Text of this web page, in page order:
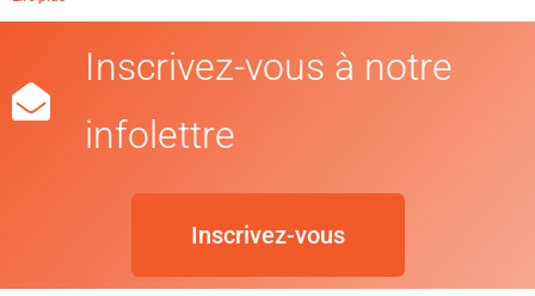
Inscrivez-vous à notre
infolettre
Inscrivez-vous